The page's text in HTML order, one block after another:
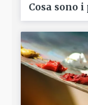
Cosa sono